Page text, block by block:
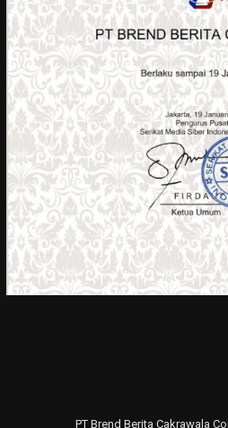
PT Brend Berita Cakrawala